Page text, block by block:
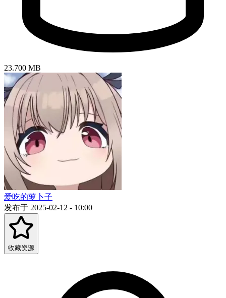
23.700 MB
爱吃的萝卜子
发布于 2025-02-12 - 10:00
收藏资源